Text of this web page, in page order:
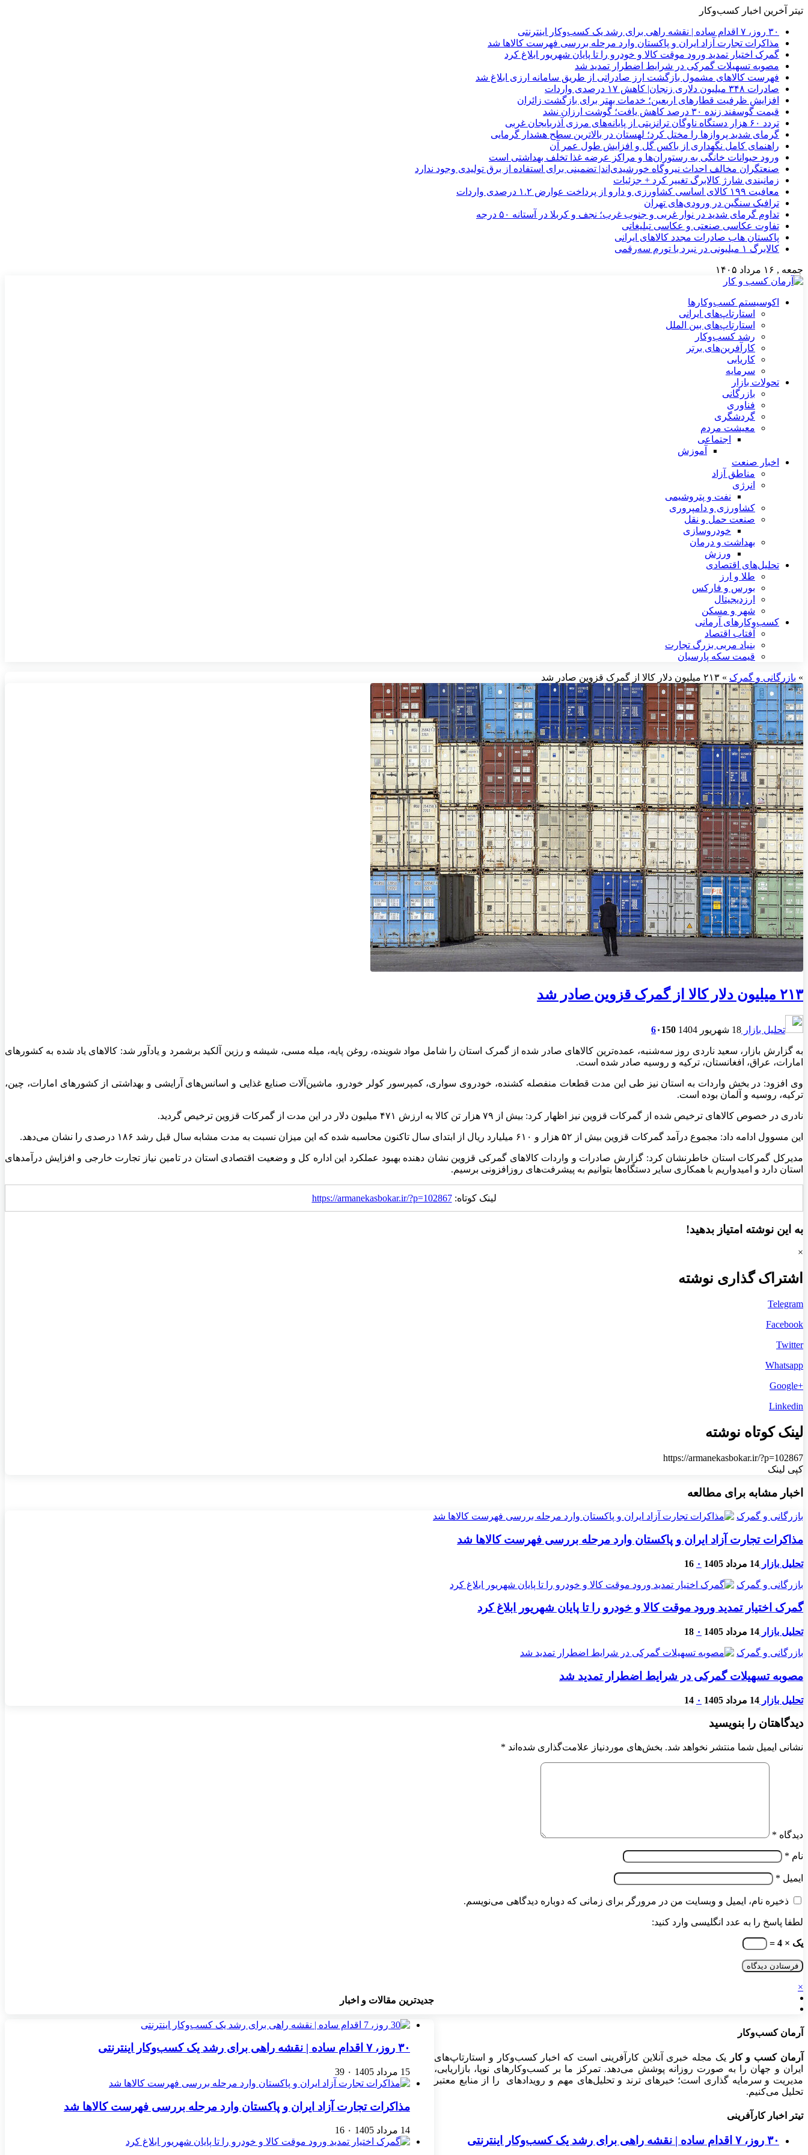
تیتر آخرین اخبار کسب‌وکار
۳۰ روز، ۷ اقدام ساده | نقشه راهی برای رشد یک کسب‌وکار اینترنتی
مذاکرات تجارت آزاد ایران و پاکستان وارد مرحله بررسی فهرست کالاها شد
گمرک اختیار تمدید ورود موقت کالا و خودرو را تا پایان شهریور ابلاغ کرد
مصوبه تسهیلات گمرکی در شرایط اضطرار تمدید شد
فهرست کالاهای مشمول بازگشت ارز صادراتی از طریق سامانه ارزی ابلاغ شد
صادرات ۳۴۸ میلیون دلاری زنجان| ‌کاهش ۱۷ درصدی واردات
افزایش ظرفیت قطارهای اربعین؛ خدمات بهتر برای بازگشت زائران
قیمت گوسفند زنده ۳۰ درصد کاهش یافت؛ گوشت ارزان نشد
تردد ۶۰ هزار دستگاه ناوگان ترانزیتی از پایانه‌های مرزی آذربایجان ‌غربی
گرمای شدید پروازها را مختل کرد؛ لهستان در بالاترین سطح هشدار گرمایی
راهنمای کامل نگهداری از باکس گل و افزایش طول عمر آن
ورود حیوانات خانگی به رستوران‌ها و مراکز عرضه غذا تخلف بهداشتی است
صنعتگران مخالف احداث نیروگاه خورشیدی‌اند| تضمینی برای استفاده از برق تولیدی وجود ندارد
زمانبندی شارژ کالابرگ تغییر کرد + جزئیات
معافیت ۱۹۹ کالای اساسی کشاورزی و دارو از پرداخت عوارض ۱.۲ درصدی واردات
ترافیک سنگین در ورودی‌های تهران
تداوم گرمای شدید در نوار غربی و جنوب غرب؛ نجف و کربلا در آستانه ۵۰ درجه
تفاوت عکاسی صنعتی و عکاسی تبلیغاتی
پاکستان هاب صادرات مجدد کالاهای ایرانی
کالابرگ ۱ میلیونی در نبرد با تورم سه‌رقمی
جمعه , ۱۶ مرداد ۱۴۰۵
اکوسیستم کسب‌وکارها
استارتاپ‌های ایرانی
استارتاپ‌های بین الملل
رشد کسب‌وکار
کارآفرین‌های برتر
کاریابی
سرمایه
تحولات بازار
بازرگانی
فناوری
گردشگری
معیشت مردم
اجتماعی
آموزش
اخبار صنعت
مناطق آزاد
انرژی
نفت و پتروشیمی
کشاورزی و دامپروری
صنعت حمل و نقل
خودروسازی
بهداشت و درمان
ورزش
تحلیل‌های اقتصادی
طلا و ارز
بورس و فارکس
ارزدیجیتال
شهر و مسکن
کسب‌وکارهای آرمانی
آفتاب اقتصاد
بنیاد مربی بزرگ تجارت
قیمت سکه پارسیان
» بازرگانی و گمرک » ۲۱۳ میلیون دلار کالا از گمرک قزوین صادر شد
۲۱۳ میلیون دلار کالا از گمرک قزوین صادر شد
تحلیل بازار 18 شهریور 1404 6۰ 150
به گزارش بازار، سعید ناردی روز سه‌شنبه، عمده‌ترین کالاهای صادر شده از گمرک استان را شامل مواد شوینده، روغن پایه، میله مسی، شیشه و رزین آلکید برشمرد و یادآور شد: کالاهای یاد شده به کشورهای
امارات، عراق‌، افغانستان، ترکیه و روسیه صادر شده است.
وی افزود: در بخش واردات به استان نیز طی این مدت قطعات منفصله کشنده، خودروی سواری، کمپرسور کولر خودرو، ماشین‌آلات صنایع غذایی و اسانس‌های آرایشی و بهداشتی از کشورهای امارات، چین،
ترکیه، روسیه و آلمان بوده است.
نادری در خصوص کالاهای ترخیص شده از گمرکات قزوین نیز اظهار کرد: بیش از ۷۹ هزار تن کالا به ارزش ۴۷۱ میلیون دلار در این مدت از گمرکات قزوین ترخیص گردید.
این مسوول ادامه داد: مجموع درآمد گمرکات قزوین بیش از ۵۲ هزار و ۶۱۰ میلیارد ریال از ابتدای سال تاکنون محاسبه شده که این میزان نسبت به مدت مشابه سال قبل رشد ۱۸۶ درصدی را نشان می‌دهد.
مدیرکل گمرکات استان خاطرنشان کرد: گزارش صادرات و واردات کالاهای گمرکی قزوین نشان دهنده بهبود عملکرد این اداره کل و وضعیت اقتصادی استان در تامین نیاز تجارت‌ خارجی و افزایش درآمدهای
استان دارد و امیدواریم با همکاری سایر دستگاه‌ها بتوانیم به پیشرفت‌های روزافزونی برسیم.
لینک کوتاه:https://armanekasbokar.ir/?p=102867
به این نوشته امتیاز بدهید!
×
اشتراک گذاری نوشته
Telegram
Facebook
Twitter
Whatsapp
+Google
Linkedin
لینک کوتاه نوشته
https://armanekasbokar.ir/?p=102867
کپی لینک
اخبار مشابه برای مطالعه
بازرگانی و گمرک
مذاکرات تجارت آزاد ایران و پاکستان وارد مرحله بررسی فهرست کالاها شد
تحلیل بازار 14 مرداد 1405 ۰ 16
بازرگانی و گمرک
گمرک اختیار تمدید ورود موقت کالا و خودرو را تا پایان شهریور ابلاغ کرد
تحلیل بازار 14 مرداد 1405 ۰ 18
بازرگانی و گمرک
مصوبه تسهیلات گمرکی در شرایط اضطرار تمدید شد
تحلیل بازار 14 مرداد 1405 ۰ 14
دیدگاهتان را بنویسید
نشانی ایمیل شما منتشر نخواهد شد. بخش‌های موردنیاز علامت‌گذاری شده‌اند *
دیدگاه *
نام *
ایمیل *
ذخیره نام، ایمیل و وبسایت من در مرورگر برای زمانی که دوباره دیدگاهی می‌نویسم.
لطفا پاسخ را به عدد انگلیسی وارد کنید:
یک × 4 =
جدیدترین مقالات و اخبار
۳۰ روز، ۷ اقدام ساده | نقشه راهی برای رشد یک کسب‌وکار اینترنتی
15 مرداد 1405 ۰ 39
مذاکرات تجارت آزاد ایران و پاکستان وارد مرحله بررسی فهرست کالاها شد
14 مرداد 1405 ۰ 16
×
آرمان کسب‌وکار
آرمان کسب و کار
یک مجله خبری آنلاین کارآفرینی است که اخبار کسب‌وکار و استارتاپ‌های
ایران و جهان را به صورت روزانه پوشش می‌دهد. تمرکز ما بر کسب‌وکارهای نوپا، بازاریابی،
مدیریت و سرمایه گذاری است؛ خبرهای ترند و تحلیل‌های مهم و رویدادهای را از منابع معتبر
تحلیل می‌کنیم.
تیتر اخبار کارآفرینی
۳۰ روز، ۷ اقدام ساده | نقشه راهی برای رشد یک کسب‌وکار اینترنتی